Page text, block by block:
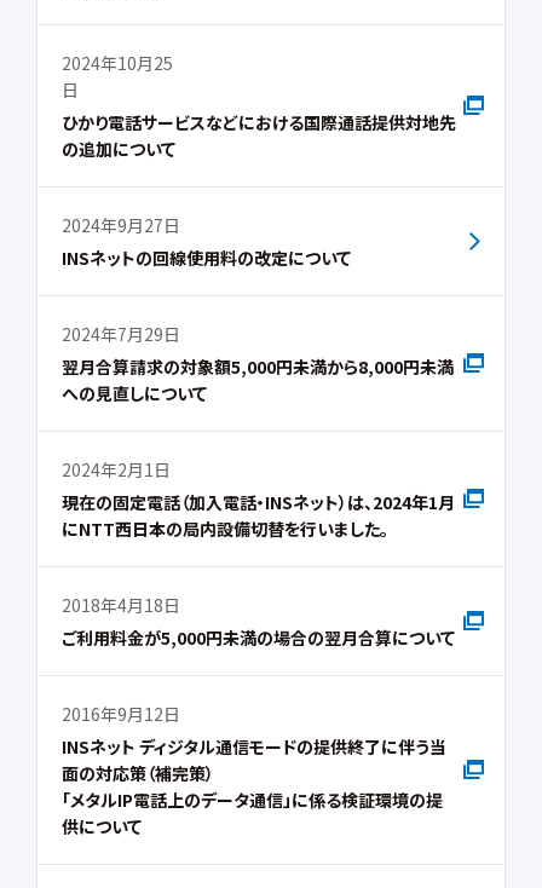
2024年10月25
日
ひかり電話サービスなどにおける国際通話提供対地先
の追加について
2024年9月27日
INSネットの回線使用料の改定について
2024年7月29日
翌月合算請求の対象額5,000円未満から8,000円未満
への見直しについて
2024年2月1日
現在の固定電話（加入電話・INSネット）は、2024年1月
にNTT西日本の局内設備切替を行いました。
2018年4月18日
ご利用料金が5,000円未満の場合の翌月合算について
2016年9月12日
INSネット ディジタル通信モードの提供終了に伴う当
面の対応策（補完策）
「メタルIP電話上のデータ通信」に係る検証環境の提
供について